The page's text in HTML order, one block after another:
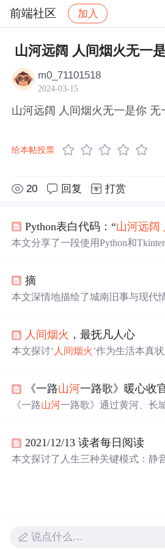
前端社区 加入
社区 前端社区 感慨
山河远阔 人间烟火无一
m0_71101518
2024-03-15
山河远阔 人间烟火无一是你 无
给本帖投票
20 回复 打赏
Python表白代码：“山河远阔
本文分享了一段使用Python和
效果和深情的烟花文案。
摘
本文深情地描绘了城南旧事与现代
人间烟火 ，最抚凡人心
本文探讨‘ 人间烟火’作为生活本真
生活质感的重要性。文中指出烟火
在——饮食、亲情、邻里、微小善
《一路山河一路歌》暖心收
《一路山河一路歌》通过黄河、长
解传统建筑、非遗技艺与地域精神
合。
2021/12/13 读者每日阅读
本文探讨了人生三种关键模式：静
说点什么…